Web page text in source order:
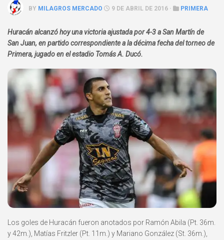
BY MILAGROS MERCADO 9 DE ABRIL DE 2016 · PRIMERA
Huracán alcanzó hoy una victoria ajustada por 4-3 a San Martí­n de
San Juan, en partido correspondiente a la décima fecha del torneo de
Primera, jugado en el estadio Tomás A. Ducó.
Los goles de Huracán fueron anotados por Ramón Abila (Pt. 36m.
y 42m.), Matí­as Fritzler (Pt. 11m.) y Mariano González (St. 36m.),